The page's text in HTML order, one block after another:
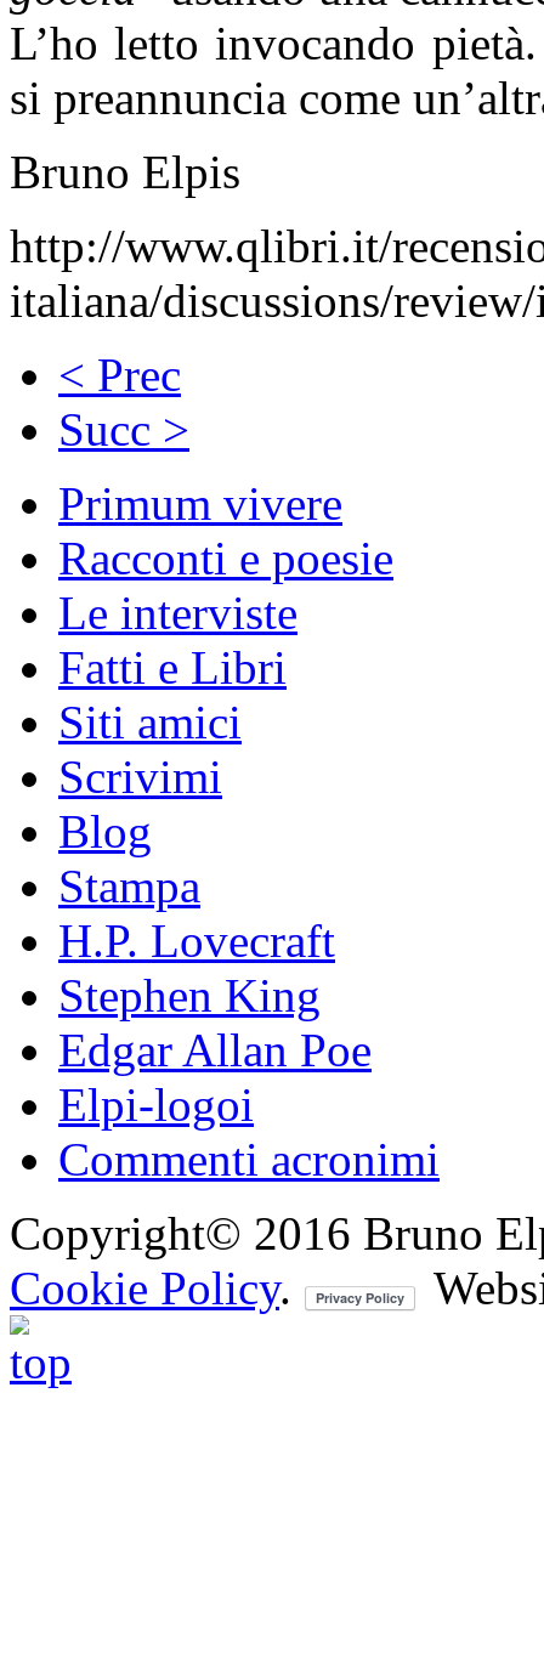
L’ho letto invocando
si preannuncia come
Bruno Elpis
http://www.qlibri.it/
italiana/discussions/
< Prec
Succ >
Primum vivere
Racconti e poesie
Le interviste
Fatti e Libri
Siti amici
Scrivimi
Blog
Stampa
H.P. Lovecraft
Stephen King
Edgar Allan Poe
Elpi-logoi
Commenti acronimi
Copyright© 2016 Bruno
Cookie Policy.